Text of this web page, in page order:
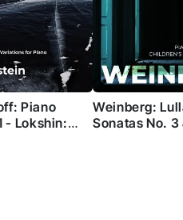
Piano
- Lokshin:
Weinberg:
Sonatas No. 3